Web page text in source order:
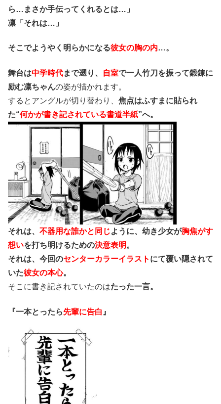
ら…まさか手伝ってくれるとは…」
凛「それは…」
そこでようやく明らかになる彼女の胸の内…。
舞台は中学時代まで遡り、 自室で一人竹刀を振って鍛錬に
励む凛ちゃんの姿が描かれます。
するとアングルが切り替わり、 焦点はふすまに貼られ
た“何かが書き記されている書道半紙”へ。
それは、 不器用な誰かと同じように、幼き少女が胸焦がす
想いを打ち明けるための決意表明。
それは、今回のセンターカラーイラスト にて覆い隠されて
いた彼女の本心。
そこに書き記されていたのはたった一言。
『一本とったら先輩に告白 』